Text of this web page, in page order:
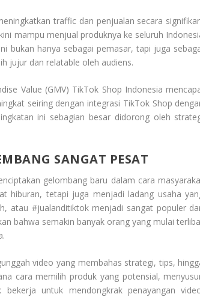
traffic dan penjualan secara
mampu menjual produknya ke seluruh
bukan hanya sebagai pemasar, tapi juga
jujur dan relatable oleh audiens.
Value (GMV) TikTok Shop Indonesia
seiring dengan integrasi TikTok Shop
ini sebagian besar didorong oleh
SANGAT PESAT
gelombang baru dalam cara
hiburan, tetapi juga menjadi ladang usaha
atau #jualanditiktok menjadi sangat populer
bahwa semakin banyak orang yang mulai
video yang membahas strategi, tips,
cara memilih produk yang potensial,
untuk mendongkrak penayangan